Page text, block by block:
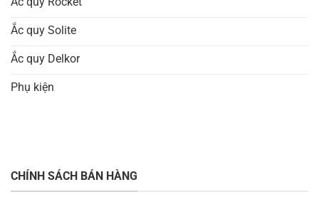
Ắc quy Solite
Ắc quy Delkor
Phụ kiện
CHÍNH SÁCH BÁN HÀNG